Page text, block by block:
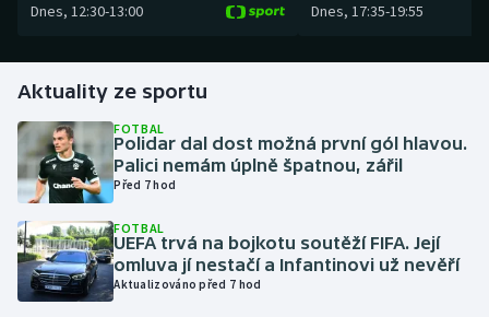
Futsal
Gymnastika
Házená
Jezdectví
Judo
Dnes, 12:30-13:00 Dnes, 17:35-19:55
Aktuality ze sportu
FOTBAL
Polidar dal dost možná první gól hlavou.
Palici nemám úplně špatnou, zářil
Před 7 hod
FOTBAL
UEFA trvá na bojkotu soutěží FIFA. Její
omluva jí nestačí a Infantinovi už nevěří
Aktualizováno před 7 hod